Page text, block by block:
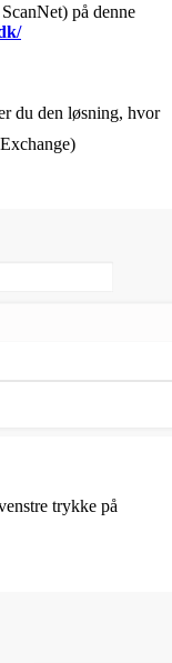
på denne
du den løsning, hvor
trykke på